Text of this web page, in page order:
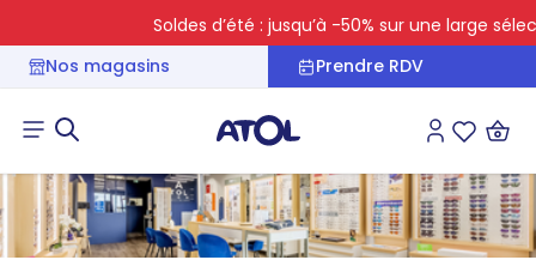
Soldes d’été : jusqu’à -50% sur une large
Nos magasins
Prendre RDV
Connexion